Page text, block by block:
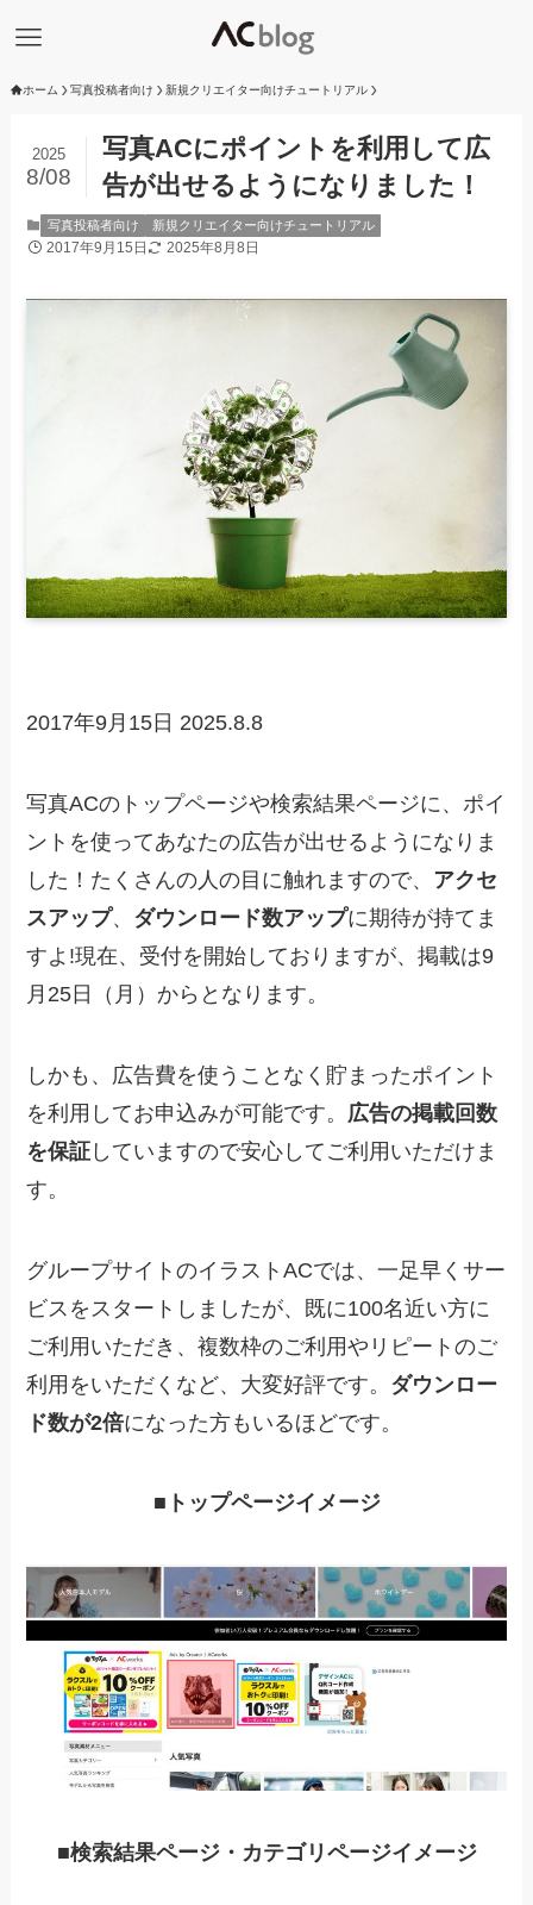
ホーム 写真投稿者向け 新規クリエイター向けチュートリアル
写真ACにポイントを利用して広
告が出せるようになりました！
2025
8/08
写真投稿者向け 新規クリエイター向けチュートリアル
2017年9月15日 2025年8月8日
2017年9月15日 2025.8.8
写真ACのトップページや検索結果ページに、ポイ
ントを使ってあなたの広告が出せるようになりま
した！たくさんの人の目に触れますので、 アクセ
スアップ、 ダウンロード数アップに期待が持てま
すよ!現在、受付を開始しておりますが、掲載は9
月25日（月）からとなります。
しかも、広告費を使うことなく貯まったポイント
を利用してお申込みが可能です。 広告の掲載回数
を保証 していますので安心してご利用いただけま
す。
グループサイトのイラストACでは、一足早くサー
ビスをスタートしましたが、既に100名近い方に
ご利用いただき、複数枠のご利用やリピートのご
利用をいただくなど、大変好評です。 ダウンロー
ド数が2倍になった方もいるほどです。
■トップページイメージ
■検索結果ページ・カテゴリページイメージ